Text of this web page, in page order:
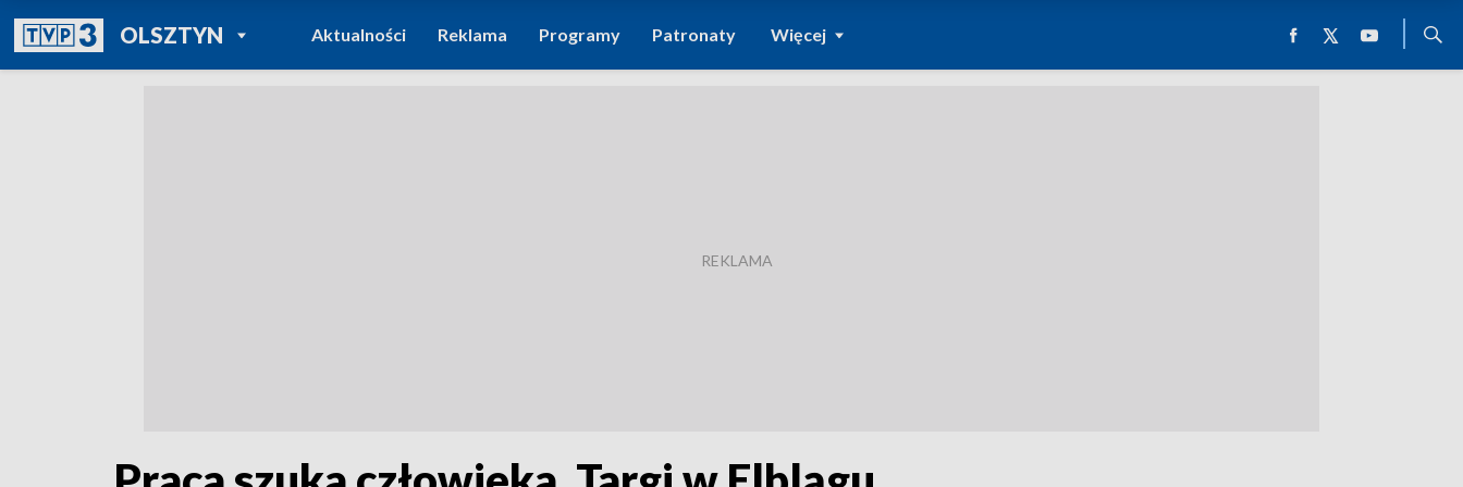
OLSZTYNPOWRÓT DO
TVP REGIONY
Aktualności Reklama Programy Patronaty Więcej